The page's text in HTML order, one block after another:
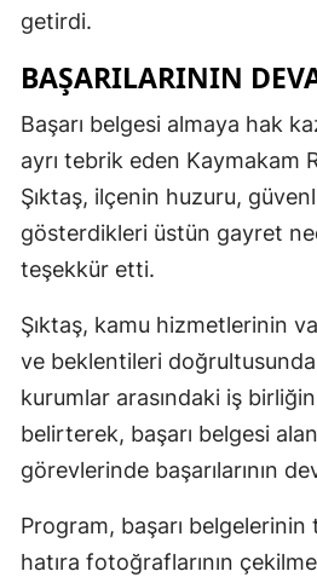
getirdi.
BAŞARILARININ
Başarı belgesi almaya hak
ayrı tebrik eden Kaymakam
Şıktaş, ilçenin huzuru,
gösterdikleri üstün gayret
teşekkür etti.
Şıktaş, kamu hizmetlerinin
ve beklentileri
kurumlar arasındaki iş
belirterek, başarı belgesi
görevlerinde başarılarının
Program, başarı
hatıra fotoğraflarının